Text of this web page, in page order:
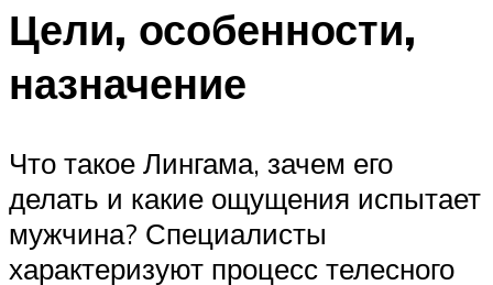
Цели, особенности,
назначение
Что такое Лингама, зачем его
делать и какие ощущения испытает
мужчина? Специалисты
характеризуют процесс телесного